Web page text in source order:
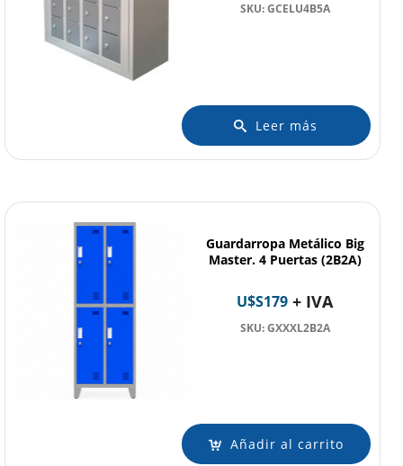
SKU: GCELU4B5A
Leer más
Guardarropa Metálico Big
Master. 4 Puertas (2B2A)
U$S179 + IVA
SKU: GXXXL2B2A
Añadir al carrito